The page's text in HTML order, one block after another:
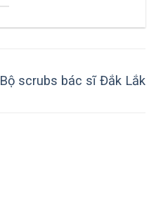
Bộ scrubs bác sĩ Đắk Lắk